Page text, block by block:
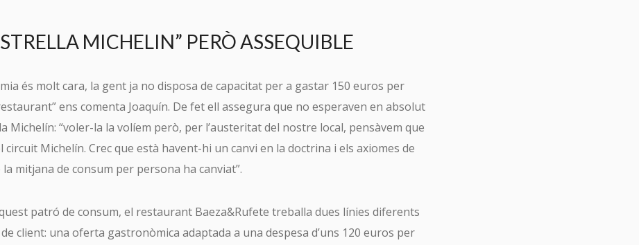
MICHELIN” PERÒ ASSEQUIBLE
és molt cara, la gent ja no disposa de capacitat per a gastar 150 euros per
ens comenta Joaquín. De fet ell assegura que no esperaven en absolut
Michelín: “voler-la la volíem però, per l’austeritat del nostre local, pensàvem que
circuit Michelín. Crec que està havent-hi un canvi en la doctrina i els axiomes de
mitjana de consum per persona ha canviat”.
patró de consum, el restaurant Baeza&Rufete treballa dues línies diferents
client: una oferta gastronòmica adaptada a una despesa d’uns 120 euros per